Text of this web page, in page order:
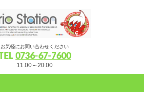
お気軽にお問い合わせください
0736-67-7600
11:00～20:00